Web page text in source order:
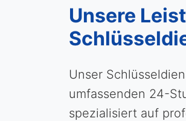
Unsere
Unser
umfassenden 24-
spezialisiert auf